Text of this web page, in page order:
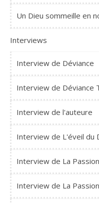
Un Dieu sommeille en
Interviews
Interview de Déviance
Interview de Déviance
Interview de l'auteure
Interview de L'éveil du
Interview de La
Interview de La